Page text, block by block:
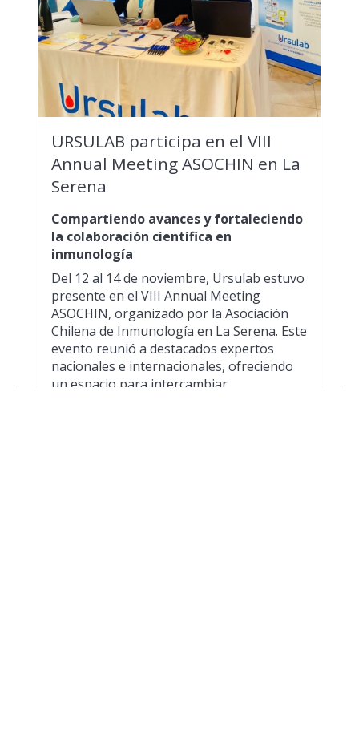
URSULAB participa en el VIII
Annual Meeting ASOCHIN en La
Serena
Compartiendo avances y fortaleciendo
la colaboración científica en
inmunología
Del 12 al 14 de noviembre, Ursulab estuvo
presente en el VIII Annual Meeting
ASOCHIN, organizado por la Asociación
Chilena de Inmunología en La Serena. Este
evento reunió a destacados expertos
nacionales e internacionales, ofreciendo
un espacio para intercambiar